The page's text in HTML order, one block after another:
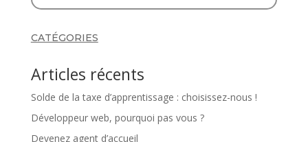
CATÉGORIES
Articles récents
Solde de la taxe d’apprentissage : choisissez-nous !
Développeur web, pourquoi pas vous ?
Devenez agent d’accueil